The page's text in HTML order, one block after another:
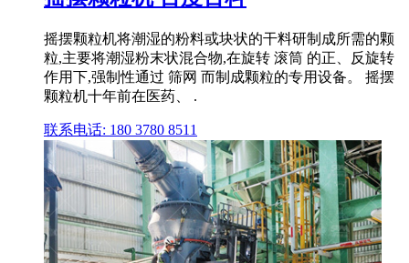
摇摆颗粒机将潮湿的粉料或块状的干料研制成所需的颗
粒,主要将潮湿粉末状混合物,在旋转 滚筒 的正、反旋转
作用下,强制性通过 筛网 而制成颗粒的专用设备。 摇摆
颗粒机十年前在医药、 .
联系电话: 180 3780 8511